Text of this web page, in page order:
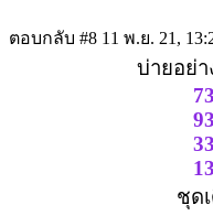
ตอบกลับ #8 11 พ.ย. 21,
บ่ายอย่า
ชุด